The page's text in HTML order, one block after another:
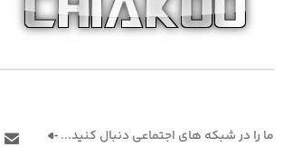
ما را در شبکه های اجتماعی دنبال کنید...